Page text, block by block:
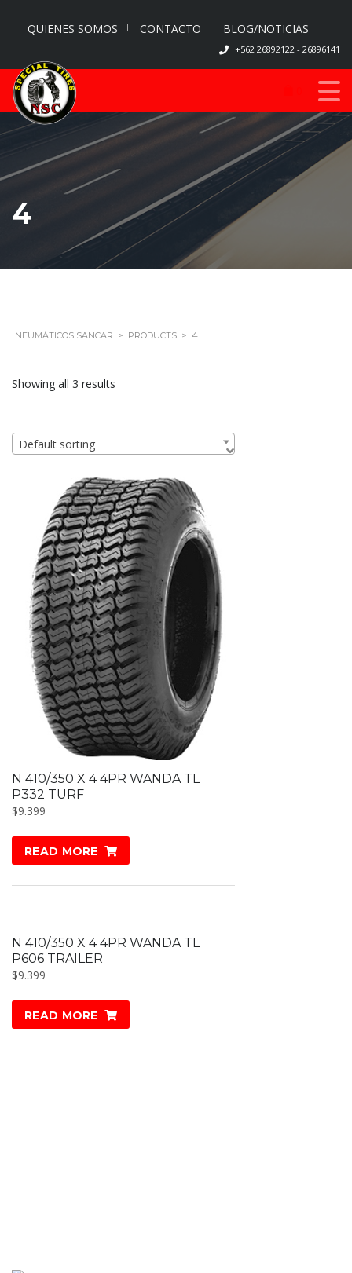
QUIENES SOMOS CONTACTO BLOG/NOTICIAS
+562 26892122 - 26896141
4
NEUMÁTICOS SANCAR > PRODUCTS > 4
Showing all 3 results
Default sorting
N 410/350 X 4 4PR WANDA TL
P332 TURF
$9.399
READ MORE
N 410/350 X 4 4PR WANDA TL
P606 TRAILER
$9.399
READ MORE